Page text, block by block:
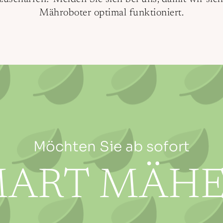
Mähroboter optimal funktioniert.
Möchten Sie ab sofort